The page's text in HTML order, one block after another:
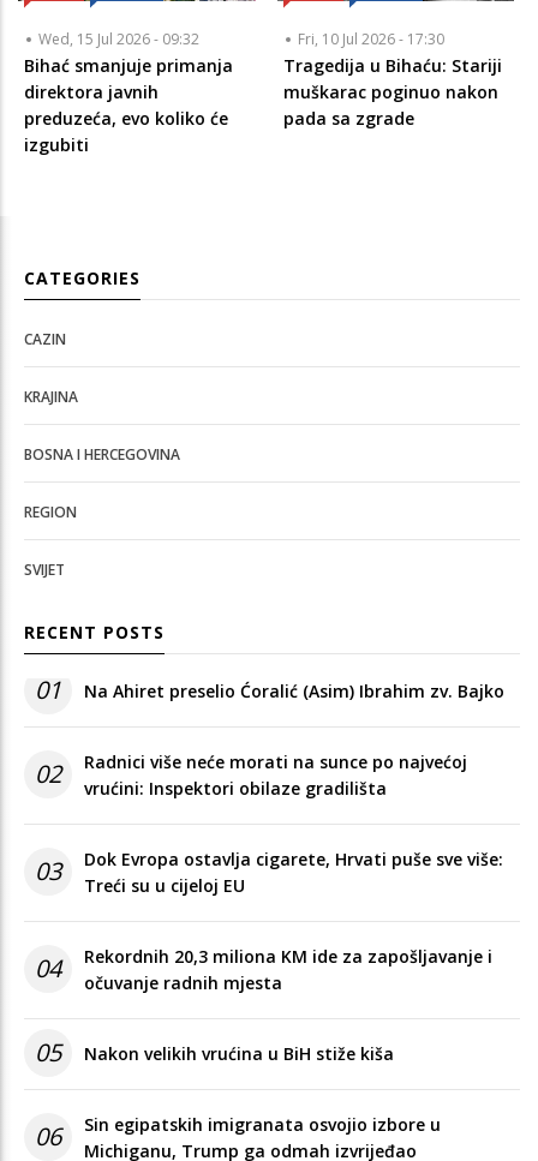
Wed, 15 Jul 2026 - 09:32
Bihać smanjuje primanja
direktora javnih
preduzeća, evo koliko će
izgubiti
Fri, 10 Jul 2026 - 17:30
Tragedija u Bihaću: Stariji
muškarac poginuo nakon
pada sa zgrade
CATEGORIES
CAZIN
KRAJINA
BOSNA I HERCEGOVINA
REGION
SVIJET
RECENT POSTS
01 Na Ahiret preselio Ćoralić (Asim) Ibrahim zv. Bajko
02
Radnici više neće morati na sunce po najvećoj
vrućini: Inspektori obilaze gradilišta
03
Dok Evropa ostavlja cigarete, Hrvati puše sve više:
Treći su u cijeloj EU
04
Rekordnih 20,3 miliona KM ide za zapošljavanje i
očuvanje radnih mjesta
05 Nakon velikih vrućina u BiH stiže kiša
06
Sin egipatskih imigranata osvojio izbore u
Michiganu, Trump ga odmah izvrijeđao